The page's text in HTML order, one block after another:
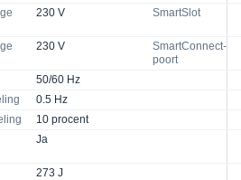
230 V SmartSlot
230 V
SmartConnect-
poort
50/60 Hz
0.5 Hz
10 procent
Ja
273 J